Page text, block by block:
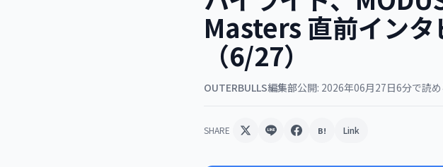
Masters 直前イン
（6/27）
OUTERBULLS編集部公開: 2026年06月27日6分で読め
SHARE B! Link